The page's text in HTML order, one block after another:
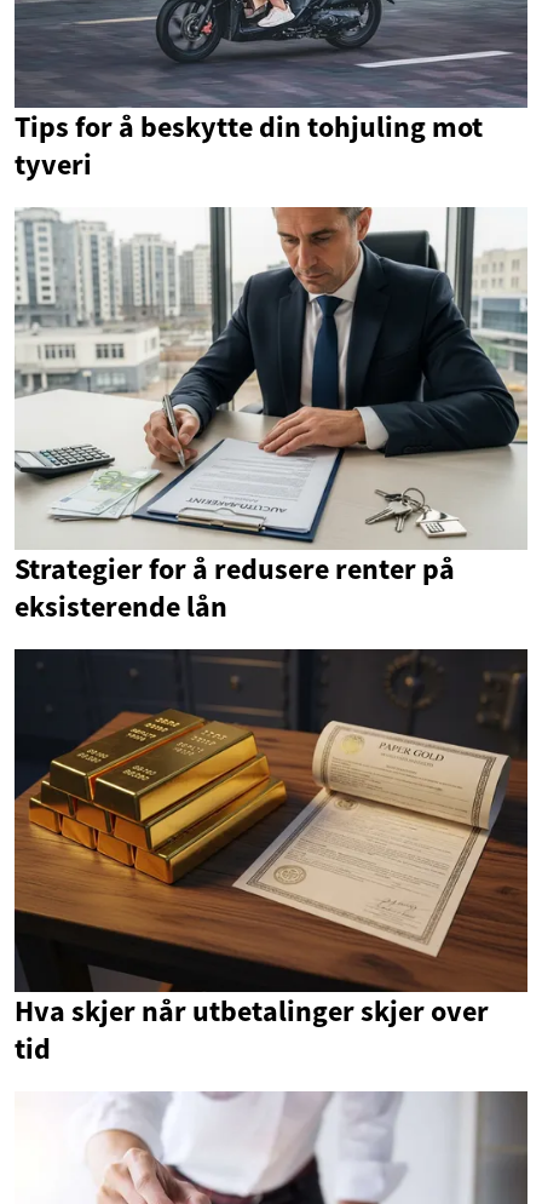
Tips for å beskytte din tohjuling mot
tyveri
Strategier for å redusere renter på
eksisterende lån
Hva skjer når utbetalinger skjer over
tid